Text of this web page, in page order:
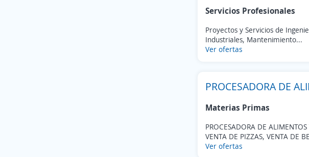
Servicios Profesionales
Proyectos y Servicios de
Industriales, Mantenimiento...
Ver ofertas
PROCESADORA DE
Materias Primas
PROCESADORA DE
VENTA DE PIZZAS, VENTA DE
Ver ofertas